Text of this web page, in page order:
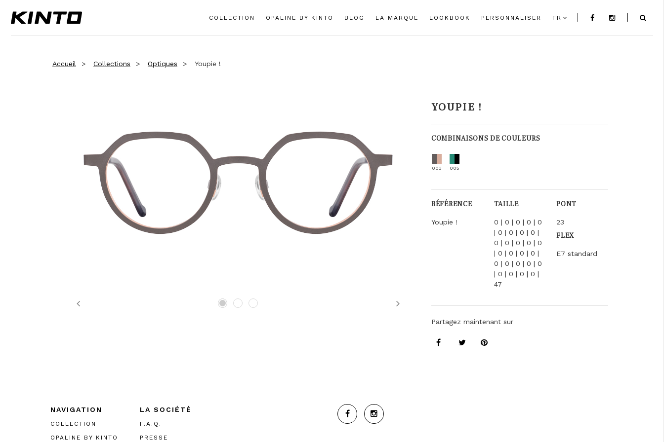
COLLECTION OPALINE BY KINTO BLOG LA MARQUE LOOKBOOK PERSONNALISER FR
Accueil Collections Optiques Youpie !
Previous Next
YOUPIE !
COMBINAISONS DE COULEURS
003 005
RÉFÉRENCE
Youpie !
TAILLE
0 | 0 | 0 | 0 | 0
| 0 | 0 | 0 | 0 |
0 | 0 | 0 | 0 | 0
| 0 | 0 | 0 | 0 |
0 | 0 | 0 | 0 | 0
| 0 | 0 | 0 | 0 |
47
PONT
23
FLEX
E7 standard
Partagez maintenant sur
NAVIGATION
COLLECTION
OPALINE BY KINTO
LA SOCIÉTÉ
F.A.Q.
PRESSE